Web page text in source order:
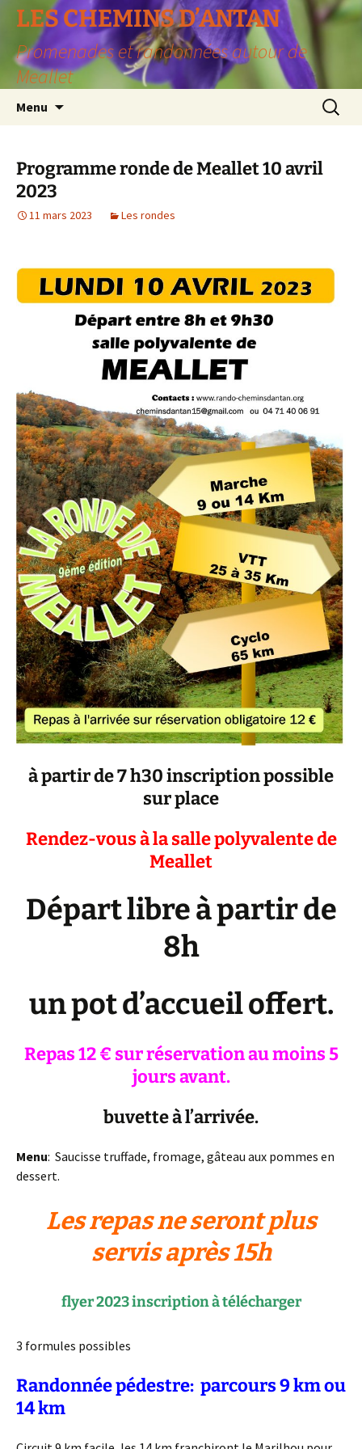
LES CHEMINS D’ANTAN
Promenades et randonnées autour de
Meallet
Menu
Programme ronde de Meallet 10 avril
2023
11 mars 2023 Les rondes
à partir de 7 h30 inscription possible
sur place
Rendez-vous à la salle polyvalente de
Meallet
Départ libre à partir de
8h
un pot d’accueil offert.
Repas 12 € sur réservation au moins 5
jours avant.
buvette à l’arrivée.
Menu: Saucisse truffade, fromage, gâteau aux pommes en
dessert.
Les repas ne seront plus
servis après 15h
flyer 2023 inscription à télécharger
3 formules possibles
Randonnée pédestre: parcours 9 km ou
14 km